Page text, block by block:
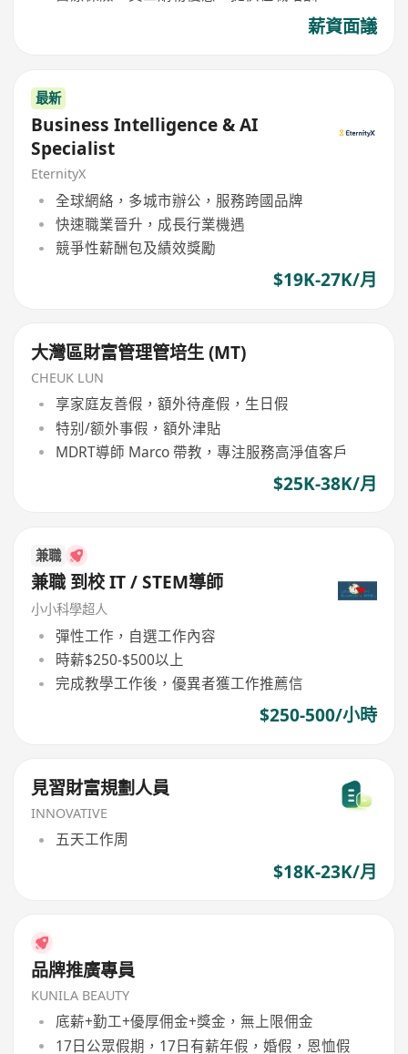
薪資面議
最新
Business Intelligence & AI
Specialist
EternityX
全球網絡，多城市辦公，服務跨國品牌
快速職業晉升，成長行業機遇
競爭性薪酬包及績效獎勵
$19K-27K/月
大灣區財富管理管培生 (MT)
CHEUK LUN
享家庭友善假，額外待產假，生日假
特别/额外事假，額外津貼
MDRT導師 Marco 帶教，專注服務高淨值客戶
$25K-38K/月
兼職
兼職 到校 IT / STEM導師
小小科學超人
彈性工作，自選工作內容
時薪$250-$500以上
完成教學工作後，優異者獲工作推薦信
$250-500/小時
見習財富規劃人員
INNOVATIVE
五天工作周
$18K-23K/月
品牌推廣專員
KUNILA BEAUTY
底薪+勤工+優厚佣金+獎金，無上限佣金
17日公眾假期，17日有薪年假，婚假，恩恤假